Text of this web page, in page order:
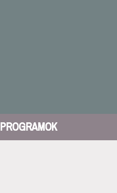
PROGRAMOK